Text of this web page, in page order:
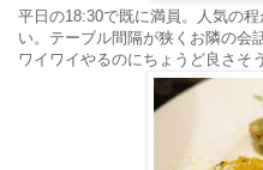
平日の18:30で既に満員。人気の
い。テーブル間隔が狭くお隣の会
ワイワイやるのにちょうど良さそ